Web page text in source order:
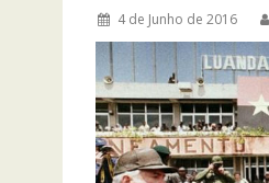
4 de Junho de 2016